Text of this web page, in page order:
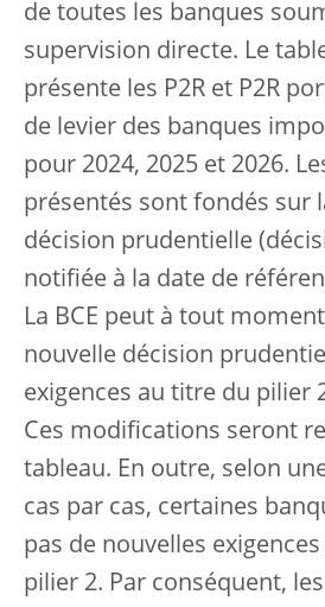
de toutes les banques
supervision directe. Le
présente les P2R et P2R
de levier des banques
pour 2024, 2025 et 2026.
présentés sont fondés sur
décision prudentielle
notifiée à la date de
La BCE peut à tout
nouvelle décision
exigences au titre du pilier
Ces modifications seront
tableau. En outre, selon
cas par cas, certaines
pas de nouvelles
pilier 2. Par conséquent,